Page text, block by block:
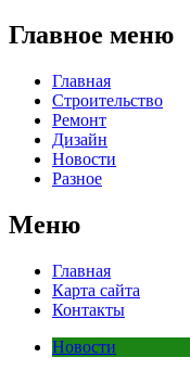
Главное меню
Главная
Строительство
Ремонт
Дизайн
Новости
Разное
Меню
Главная
Карта сайта
Контакты
Новости